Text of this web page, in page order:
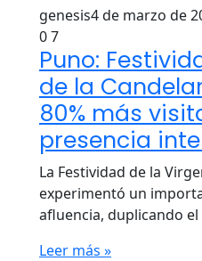
genesis4 de marzo de
07
Puno:
de la
80% más
presencia
La Festividad de la
experimentó un
afluencia, duplicando
Leer más »